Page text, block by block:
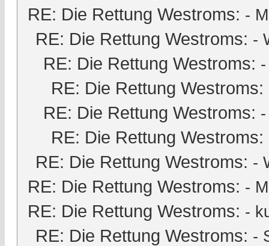
RE: Die Rettung Westroms: -
RE: Die Rettung Westroms: -
RE: Die Rettung Westroms:
RE: Die Rettung Westroms:
RE: Die Rettung Westroms:
RE: Die Rettung Westroms:
RE: Die Rettung Westroms: -
RE: Die Rettung Westroms: -
RE: Die Rettung Westroms: -
RE: Die Rettung Westroms: -